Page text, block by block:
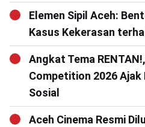
Elemen Sipil Aceh:
Kasus Kekerasan
Angkat Tema
Competition 2026 Ajak
Sosial
Aceh Cinema Resmi